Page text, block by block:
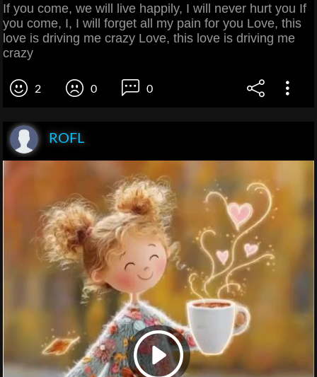
If you come, we will live happily, I will never hurt you If
you come, I, I will forget all my pain for you Love, this
love is driving me crazy Love, this love is driving me
crazy
2 0 0
ROFL